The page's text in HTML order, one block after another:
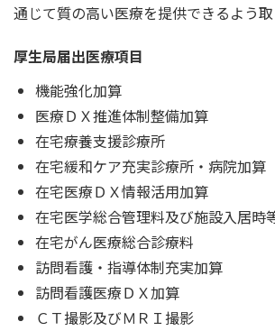
通じて質の高い医療を提供できるよう
厚生局届出医療項目
機能強化加算
医療ＤＸ推進体制整備加算
在宅療養支援診療所
在宅緩和ケア充実診療所・病院加算
在宅医療ＤＸ情報活用加算
在宅医学総合管理料及び施設入居時
在宅がん医療総合診療料
訪問看護・指導体制充実加算
訪問看護医療ＤＸ加算
ＣＴ撮影及びＭＲＩ撮影